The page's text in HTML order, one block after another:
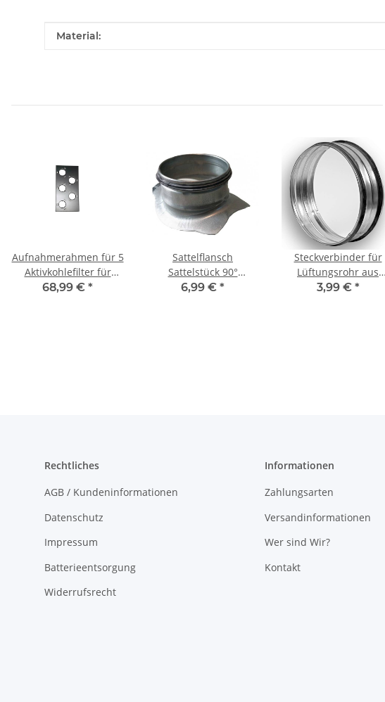
Produkteigenschaft
Wert
Material:
Aufnahmerahmen für 5
Aktivkohlefilter für
160/400 Patronen, 610 x
68,99 € *
Sattelflansch
Sattelstück 90°
Sattelstutzen aus
6,99 € *
Steckverbinder für
Lüftungsrohr aus
verzinktem Stahlblech
3,99 € *
Rechtliches
AGB / Kundeninformationen
Datenschutz
Impressum
Batterieentsorgung
Widerrufsrecht
Informationen
Zahlungsarten
Versandinformationen
Wer sind Wir?
Kontakt